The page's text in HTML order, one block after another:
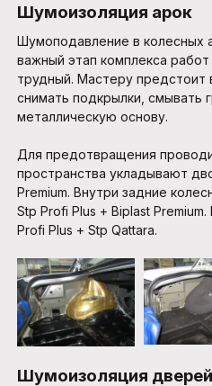
Шумоизоляция арок
Шумоподавление в колесных
важный этап комплекса
трудный. Мастеру предстоит
снимать подкрылки, смывать
металлическую основу.
Для предотвращения
пространства укладывают
Premium. Внутри задние
Stp Profi Plus + Biplast
Profi Plus + Stp Qattara.
Шумоизоляция дверей